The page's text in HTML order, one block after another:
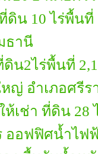
ดิน 10 ไร่พื้น
ธานี
น2ไร่พื้นที่
ญ่ อำเภอศรีร
ห้เช่า ที่ดิน 28
ออฟฟิศน้ำไฟ